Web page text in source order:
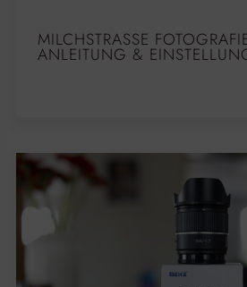
MILCHSTRASSE
NLEITUNG &